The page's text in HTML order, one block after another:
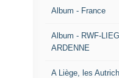
Album - France
Album - RWF-
ARDENNE
A Liège, les